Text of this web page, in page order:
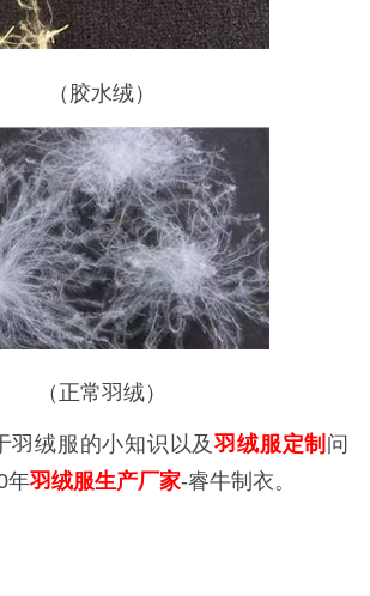
（胶水绒）
（正常羽绒）
绒服的小知识以及羽绒服定制 问
年羽绒服生产厂家-睿牛制衣。